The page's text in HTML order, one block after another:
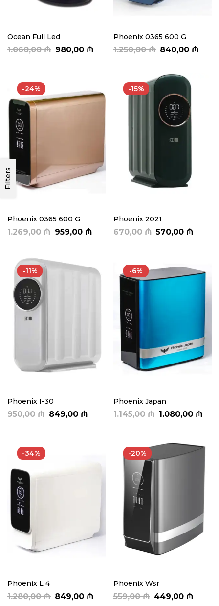
Filters
Ocean Full Led
1.060,00₼ 980,00 ₼
Phoenix 0365 600 G
1.250,00₼ 840,00 ₼
-24%
Phoenix 0365 600 G
1.269,00₼ 959,00 ₼
-15%
Phoenix 2021
670,00₼ 570,00 ₼
-11%
Phoenix I-30
950,00₼ 849,00 ₼
-6%
Phoenix Japan
1.145,00₼ 1.080,00 ₼
-34%
Phoenix L 4
1.280,00₼ 849,00 ₼
-20%
Phoenix Wsr
559,00₼ 449,00 ₼